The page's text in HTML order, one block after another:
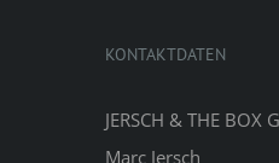
KONTAKTDATEN
JERSCH & THE BOX
Marc Jersch